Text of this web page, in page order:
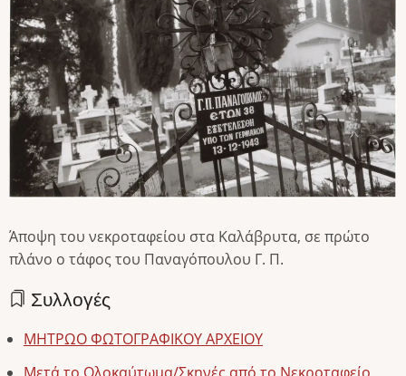
Άποψη του νεκροταφείου στα Καλάβρυτα, σε πρώτο
πλάνο ο τάφος του Παναγόπουλου Γ. Π.
Συλλογές
ΜΗΤΡΩΟ ΦΩΤΟΓΡΑΦΙΚΟΥ ΑΡΧΕΙΟΥ